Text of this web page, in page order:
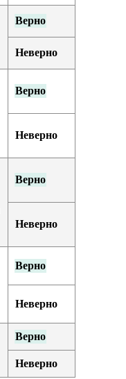
Верно
Неверно
Верно
Неверно
Верно
Неверно
Верно
Неверно
Верно
Неверно